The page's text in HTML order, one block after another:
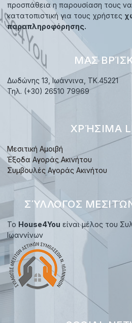
προσπάθεια η παρουσίαση τους
κατατοπιστική για τους χρήστες
παραπληροφόρησης.
ΜΑΣ
Δωδώνης 13, Ιωάννινα, TK.45221
Τηλ. (+30) 26510 79969
ΧΡΉΣΙΜΑ
Μεσιτική Αμοιβή
Έξοδα Αγοράς Ακινήτου
Συμβουλές Αγοράς Ακινήτου
ΣΎΛΛΟΓΟΣ
Το House4You είναι μέλος του
Ιωαννίνων